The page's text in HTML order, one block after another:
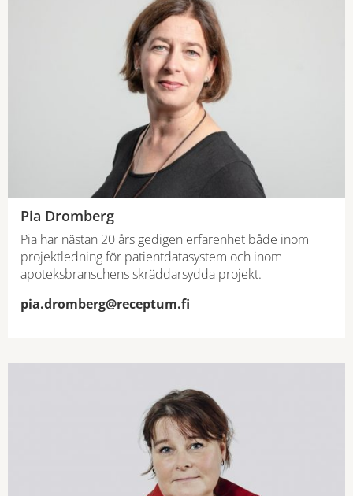
Pia Dromberg
Pia har nästan 20 års gedigen erfarenhet både inom
projektledning för patientdatasystem och inom
apoteksbranschens skräddarsydda projekt.
pia.dromberg@receptum.fi